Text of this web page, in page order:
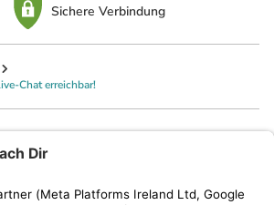
Sichere Verbindung
Chat erreichbar!